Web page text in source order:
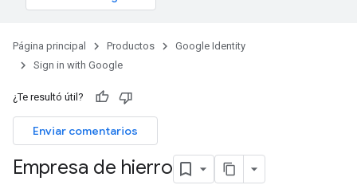
Página principal Productos
Google Identity
Sign in with Google
¿Te resultó útil?
Enviar comentarios
Empresa de hierro